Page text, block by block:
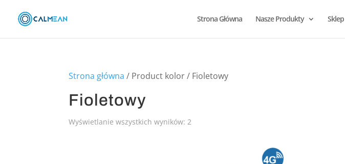
Strona Główna Nasze Produkty Sklep
Strona główna / Product kolor / Fioletowy
Fioletowy
Wyświetlanie wszystkich wyników: 2